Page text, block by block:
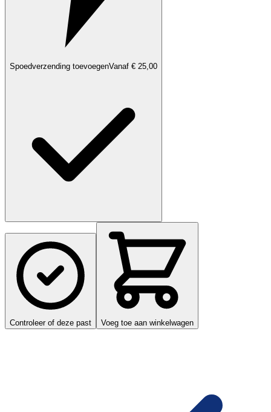
Spoedverzending toevoegenVanaf € 25,00
Controleer of deze past Voeg toe aan winkelwagen